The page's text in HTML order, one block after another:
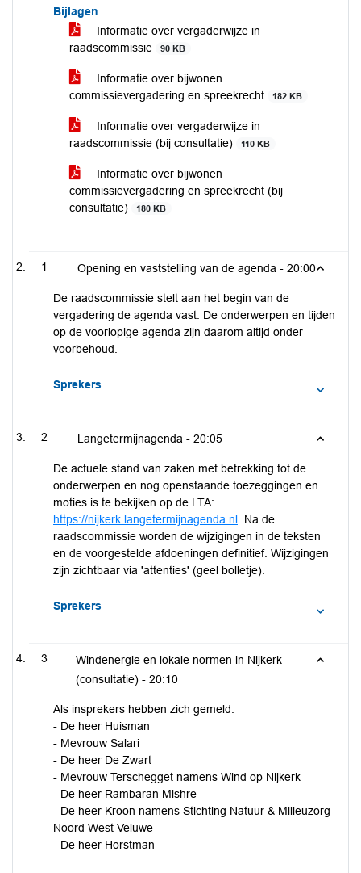
Bijlagen
Informatie over vergaderwijze in
raadscommissie
90 KB
Informatie over bijwonen
commissievergadering en spreekrecht
182 KB
Informatie over vergaderwijze in
raadscommissie (bij consultatie)
110 KB
Informatie over bijwonen
commissievergadering en spreekrecht (bij
consultatie)
180 KB
1 Opening en vaststelling van de agenda - 20:00
De raadscommissie stelt aan het begin van de
vergadering de agenda vast. De onderwerpen en tijden
op de voorlopige agenda zijn daarom altijd onder
voorbehoud.
Sprekers
2 Langetermijnagenda - 20:05
De actuele stand van zaken met betrekking tot de
onderwerpen en nog openstaande toezeggingen en
moties is te bekijken op de LTA:
https://nijkerk.langetermijnagenda.nl . Na de
raadscommissie worden de wijzigingen in de teksten
en de voorgestelde afdoeningen definitief. Wijzigingen
zijn zichtbaar via 'attenties' (geel bolletje).
Sprekers
3
Windenergie en lokale normen in Nijkerk
(consultatie) - 20:10
Als insprekers hebben zich gemeld:
- De heer Huisman
- Mevrouw Salari
- De heer De Zwart
- Mevrouw Terschegget namens Wind op Nijkerk
- De heer Rambaran Mishre
- De heer Kroon namens Stichting Natuur & Milieuzorg
Noord West Veluwe
- De heer Horstman